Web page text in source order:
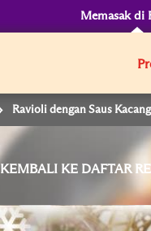
Memasak di
Ravioli dengan Saus
KEMBALI